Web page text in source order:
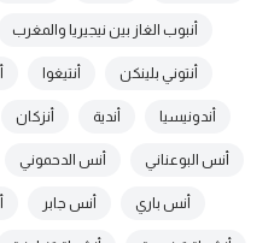
أنبوب الغاز بين نيجيريا والمغرب
أنتوني بلينكن أنتيغوا
أندونيسيا أندية أنزكان
أنس البوعناني أنس الدحموني
أنس باري أنس جابر